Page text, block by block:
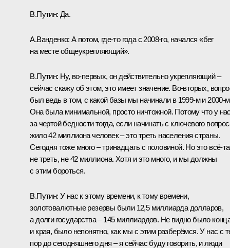
В.Путин: Да.
А.Ванденко:А потом, где‑то года с 2008-го, начался «бег
на месте общеукрепляющий».
В.Путин: Ну, во-первых, он действительно укрепляющий –
сейчас скажу об этом, это имеет значение. Во-вторых,
был ведь в том, с какой базы мы начинали в 1999‑м и
Она была минимальной, просто ничтожной. Потому что у
за чертой бедности тогда, если начинать с ключевого
жило 42 миллиона человек – это треть населения страны.
Сегодня тоже много – тринадцать с половиной. Но это всё-
не треть, не 42 миллиона. Хотя и это много, и мы должны
с этим бороться.
В.Путин: У нас к этому времени, к тому времени,
золотовалютные резервы были 12,5 миллиарда долларов,
а долги государства – 145 миллиардов. Не видно было
и края, было непонятно, как мы с этим разберёмся. У нас с
пор до сегодняшнего дня – я сейчас буду говорить, и люди